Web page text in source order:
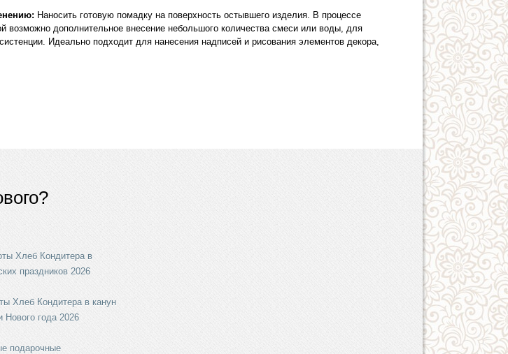
Наносить готовую помадку на поверхность остывшего изделия. В процессе
возможно дополнительное внесение небольшого количества смеси или воды, для
Идеально подходит для нанесения надписей и рисования элементов декора,
Хлеб Кондитера в
праздников 2026
Хлеб Кондитера в канун
Нового года 2026
подарочные